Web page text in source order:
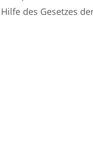
des Gesetzes